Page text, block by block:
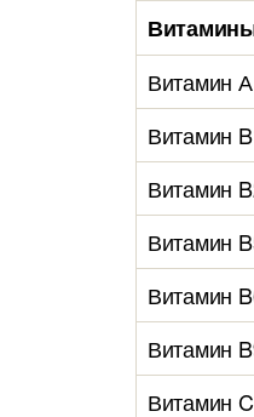
Витамин А
Витамин
Витамин
Витамин
Витамин
Витамин
Витамин C